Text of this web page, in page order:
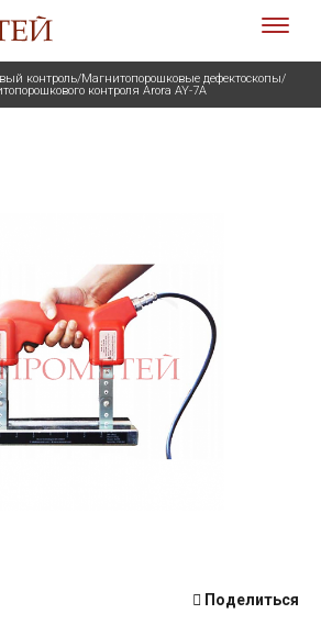
контроль/Магнитопорошковые дефектоскопы/
контроля Arora AY-7A
Поделиться